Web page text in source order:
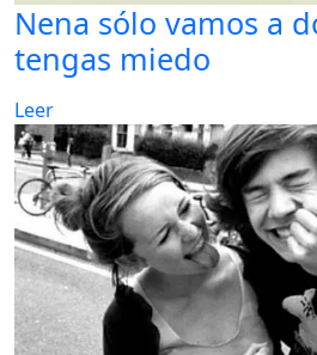
Nena sólo vamos a
tengas miedo
Leer